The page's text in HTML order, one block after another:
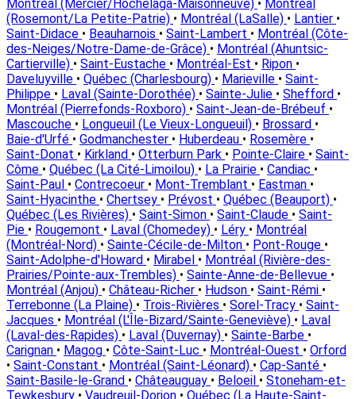
Montréal (Mercier/Hochelaga-Maisonneuve) • Montréal
(Rosemont/La Petite-Patrie) • Montréal (LaSalle) • Lantier •
Saint-Didace • Beauharnois • Saint-Lambert • Montréal (Côte-
des-Neiges/Notre-Dame-de-Grâce) • Montréal (Ahuntsic-
Cartierville) • Saint-Eustache • Montréal-Est • Ripon •
Daveluyville • Québec (Charlesbourg) • Marieville • Saint-
Philippe • Laval (Sainte-Dorothée) • Sainte-Julie • Shefford •
Montréal (Pierrefonds-Roxboro) • Saint-Jean-de-Brébeuf •
Mascouche • Longueuil (Le Vieux-Longueuil) • Brossard •
Baie-d'Urfé • Godmanchester • Huberdeau • Rosemère •
Saint-Donat • Kirkland • Otterburn Park • Pointe-Claire • Saint-
Côme • Québec (La Cité-Limoilou) • La Prairie • Candiac •
Saint-Paul • Contrecoeur • Mont-Tremblant • Eastman •
Saint-Hyacinthe • Chertsey • Prévost • Québec (Beauport) •
Québec (Les Rivières) • Saint-Simon • Saint-Claude • Saint-
Pie • Rougemont • Laval (Chomedey) • Léry • Montréal
(Montréal-Nord) • Sainte-Cécile-de-Milton • Pont-Rouge •
Saint-Adolphe-d'Howard • Mirabel • Montréal (Rivière-des-
Prairies/Pointe-aux-Trembles) • Sainte-Anne-de-Bellevue •
Montréal (Anjou) • Château-Richer • Hudson • Saint-Rémi •
Terrebonne (La Plaine) • Trois-Rivières • Sorel-Tracy • Saint-
Jacques • Montréal (L'Île-Bizard/Sainte-Geneviève) • Laval
(Laval-des-Rapides) • Laval (Duvernay) • Sainte-Barbe •
Carignan • Magog • Côte-Saint-Luc • Montréal-Ouest • Orford
• Saint-Constant • Montréal (Saint-Léonard) • Cap-Santé •
Saint-Basile-le-Grand • Châteauguay • Beloeil • Stoneham-et-
Tewkesbury • Vaudreuil-Dorion • Québec (La Haute-Saint-